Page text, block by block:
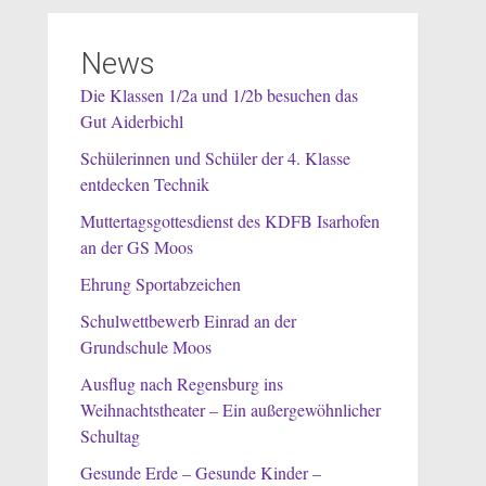
News
Die Klassen 1/2a und 1/2b besuchen das
Gut Aiderbichl
Schülerinnen und Schüler der 4. Klasse
entdecken Technik
Muttertagsgottesdienst des KDFB Isarhofen
an der GS Moos
Ehrung Sportabzeichen
Schulwettbewerb Einrad an der
Grundschule Moos
Ausflug nach Regensburg ins
Weihnachtstheater – Ein außergewöhnlicher
Schultag
Gesunde Erde – Gesunde Kinder –